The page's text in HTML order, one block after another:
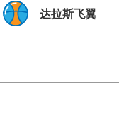
达拉斯飞翼